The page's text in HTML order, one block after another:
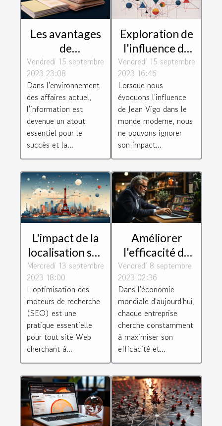
Les avantages
de
l'Inforegistre
pour les
entreprises
Vendredi 15 septembre
2023 23:08
Dans l'environnement
des affaires actuel,
l'information est
devenue un atout
essentiel pour le
succès et la...
Exploration de
l'influence de
Jean Vigo dans
les
technologies
modernes, les
jeux et les
loisirs sur le
web
Vendredi 15 septembre
2023 16:46
Lorsque nous
évoquons l'influence
de Jean Vigo dans le
monde moderne, nous
ne pouvons ignorer
son impact...
L'impact de la
localisation sur
le SEO :
pourquoi
choisir un
consultant à
Paris
Mercredi 13 septembre
2023 18:00
L'optimisation des
moteurs de recherche
(SEO) est une
pratique essentielle
pour tout site Web
cherchant à...
Améliorer
l'efficacité de
votre
entreprise
grâce à
l'optimisation
Vendredi 8 septembre
2023 02:36
Dans l'économie
mondiale d'aujourd'hui,
chaque entreprise
cherche constamment
à maximiser son
efficacité et...